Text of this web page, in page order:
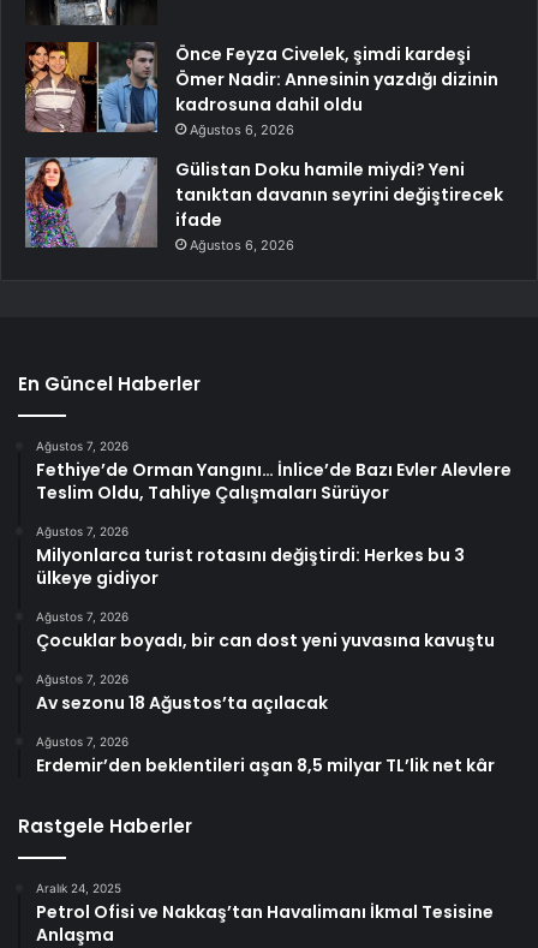
Önce Feyza Civelek, şimdi kardeşi
Ömer Nadir: Annesinin yazdığı dizinin
kadrosuna dahil oldu
Ağustos 6, 2026
Gülistan Doku hamile miydi? Yeni
tanıktan davanın seyrini değiştirecek
ifade
Ağustos 6, 2026
En Güncel Haberler
Ağustos 7, 2026
Fethiye’de Orman Yangını… İnlice’de Bazı Evler Alevlere
Teslim Oldu, Tahliye Çalışmaları Sürüyor
Ağustos 7, 2026
Milyonlarca turist rotasını değiştirdi: Herkes bu 3
ülkeye gidiyor
Ağustos 7, 2026
Çocuklar boyadı, bir can dost yeni yuvasına kavuştu
Ağustos 7, 2026
Av sezonu 18 Ağustos’ta açılacak
Ağustos 7, 2026
Erdemir’den beklentileri aşan 8,5 milyar TL’lik net kâr
Rastgele Haberler
Aralık 24, 2025
Petrol Ofisi ve Nakkaş’tan Havalimanı İkmal Tesisine
Anlaşma